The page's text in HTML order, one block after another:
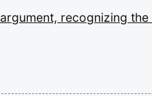
argument, recognizing the